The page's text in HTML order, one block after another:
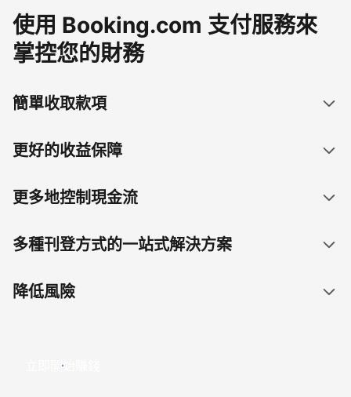
使用 Booking.com 支付服務來
掌控您的財務
簡單收取款項
更好的收益保障
更多地控制現金流
多種刊登方式的一站式解決方案
降低風險
立即開始賺錢